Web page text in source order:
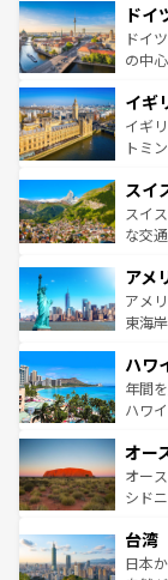
せる
ンテ
で、
聖堂
から
いる
香り
らに
れる
を参
ドイ
ドイ
の中
顔を
ルリ
して
は、お
ドイ
イギ
イギ
トミ
リア
ティ
戦な
ンツ
スイ
スイ
な交
の建
博物
こと
ば市内
着の
アメ
アメ
東海
のよ
ンメ
西部
部の
文化
しみ
ならでは
情報は
ハワ
年間
ハワ
ワイ
島だ
おす
れる
人々
オー
オー
シド
リア
ク）
台湾
日本